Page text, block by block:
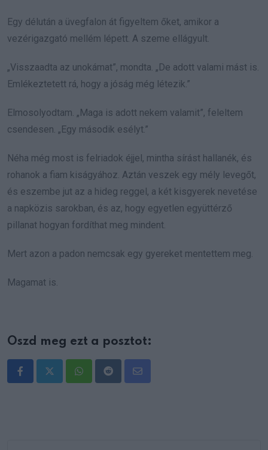
Egy délután a üvegfalon át figyeltem őket, amikor a
vezérigazgató mellém lépett. A szeme ellágyult.
„Visszaadta az unokámat”, mondta. „De adott valami mást is.
Emlékeztetett rá, hogy a jóság még létezik.”
Elmosolyodtam. „Maga is adott nekem valamit”, feleltem
csendesen. „Egy második esélyt.”
Néha még most is felriadok éjjel, mintha sírást hallanék, és
rohanok a fiam kiságyához. Aztán veszek egy mély levegőt,
és eszembe jut az a hideg reggel, a két kisgyerek nevetése
a napközis sarokban, és az, hogy egyetlen együttérző
pillanat hogyan fordíthat meg mindent.
Mert azon a padon nemcsak egy gyereket mentettem meg.
Magamat is.
Oszd meg ezt a posztot:
WhatsappRedditShare